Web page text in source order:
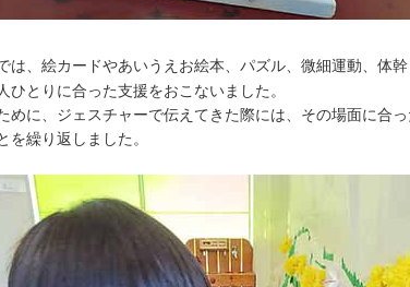
は、絵カードやあいうえお絵本、パズル、微細運動、体
ひとりに合った支援をおこないました。
めに、ジェスチャーで伝えてきた際には、その場面に合
を繰り返しました。